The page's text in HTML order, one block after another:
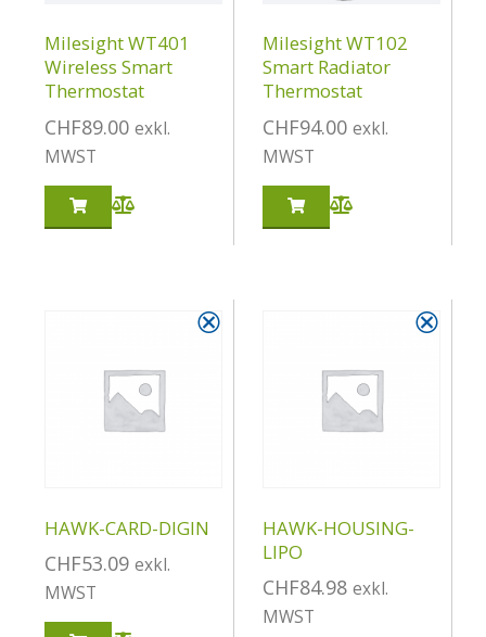
Milesight WT401
Wireless Smart
Thermostat
CHF89.00 exkl.
MWST
Milesight WT102
Smart Radiator
Thermostat
CHF94.00 exkl.
MWST
⮿
HAWK-CARD-DIGIN
CHF53.09 exkl.
MWST
⮿
HAWK-HOUSING-
LIPO
CHF84.98 exkl.
MWST